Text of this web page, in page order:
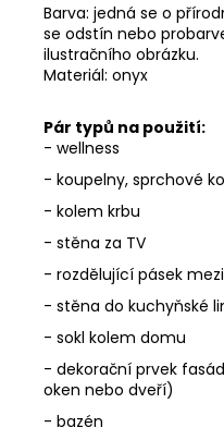
Barva: jedná se o
se odstín nebo
ilustračního obrázku.
Materiál: onyx
Pár typů na použití:
- wellness
- koupelny, sprchové
- kolem krbu
- stěna za TV
- rozdělující pásek
- stěna do kuchyňské
- sokl kolem domu
- dekorační prvek
oken nebo dveří)
- bazén